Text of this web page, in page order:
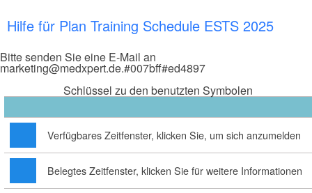
Hilfe für Plan Training Schedule ESTS 2025
Bitte senden Sie eine E-Mail an
marketing@medxpert.de.#007bff#ed4897
Schlüssel zu den benutzten Symbolen
Verfügbares Zeitfenster, klicken Sie, um sich anzumelden
Belegtes Zeitfenster, klicken Sie für weitere Informationen